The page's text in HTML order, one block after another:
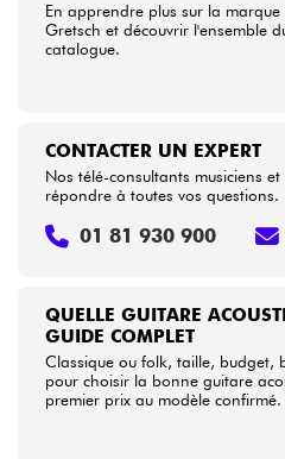
En apprendre plus sur la marque
Gretsch et découvrir l'ensemble
catalogue.
QUELLE GUITARE
GUIDE COMPLET
Classique ou folk, taille, budget,
pour choisir la bonne guitare
premier prix au modèle confirmé.
CONTACTER UN EXPERT
Nos télé-consultants musiciens
répondre à toutes vos questions.
01 81 930 900